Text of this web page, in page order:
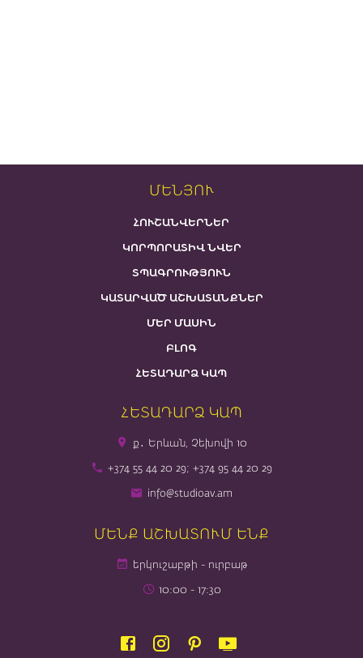
ՄԵՆՅՈՒ
ՀՈՒՇԱՆՎԵՐՆԵՐ
ԿՈՐՊՈՐԱՏԻՎ ՆՎԵՐ
ՏՊԱԳՐՈՒԹՅՈՒՆ
ԿԱՏԱՐՎԱԾ ԱՇԽԱՏԱՆՔՆԵՐ
ՄԵՐ ՄԱՍԻՆ
ԲԼՈԳ
ՀԵՏԱԴԱՐՁ ԿԱՊ
ՀԵՏԱԴԱՐՁ ԿԱՊ
ք․ Երևան, Չեխովի 10
+374 55 44 20 29; +374 95 44 20 29
info@studioav.am
ՄԵՆՔ ԱՇԽԱՏՈՒՄ ԵՆՔ
երկուշաբթի - ուրբաթ
10։00 - 17։30